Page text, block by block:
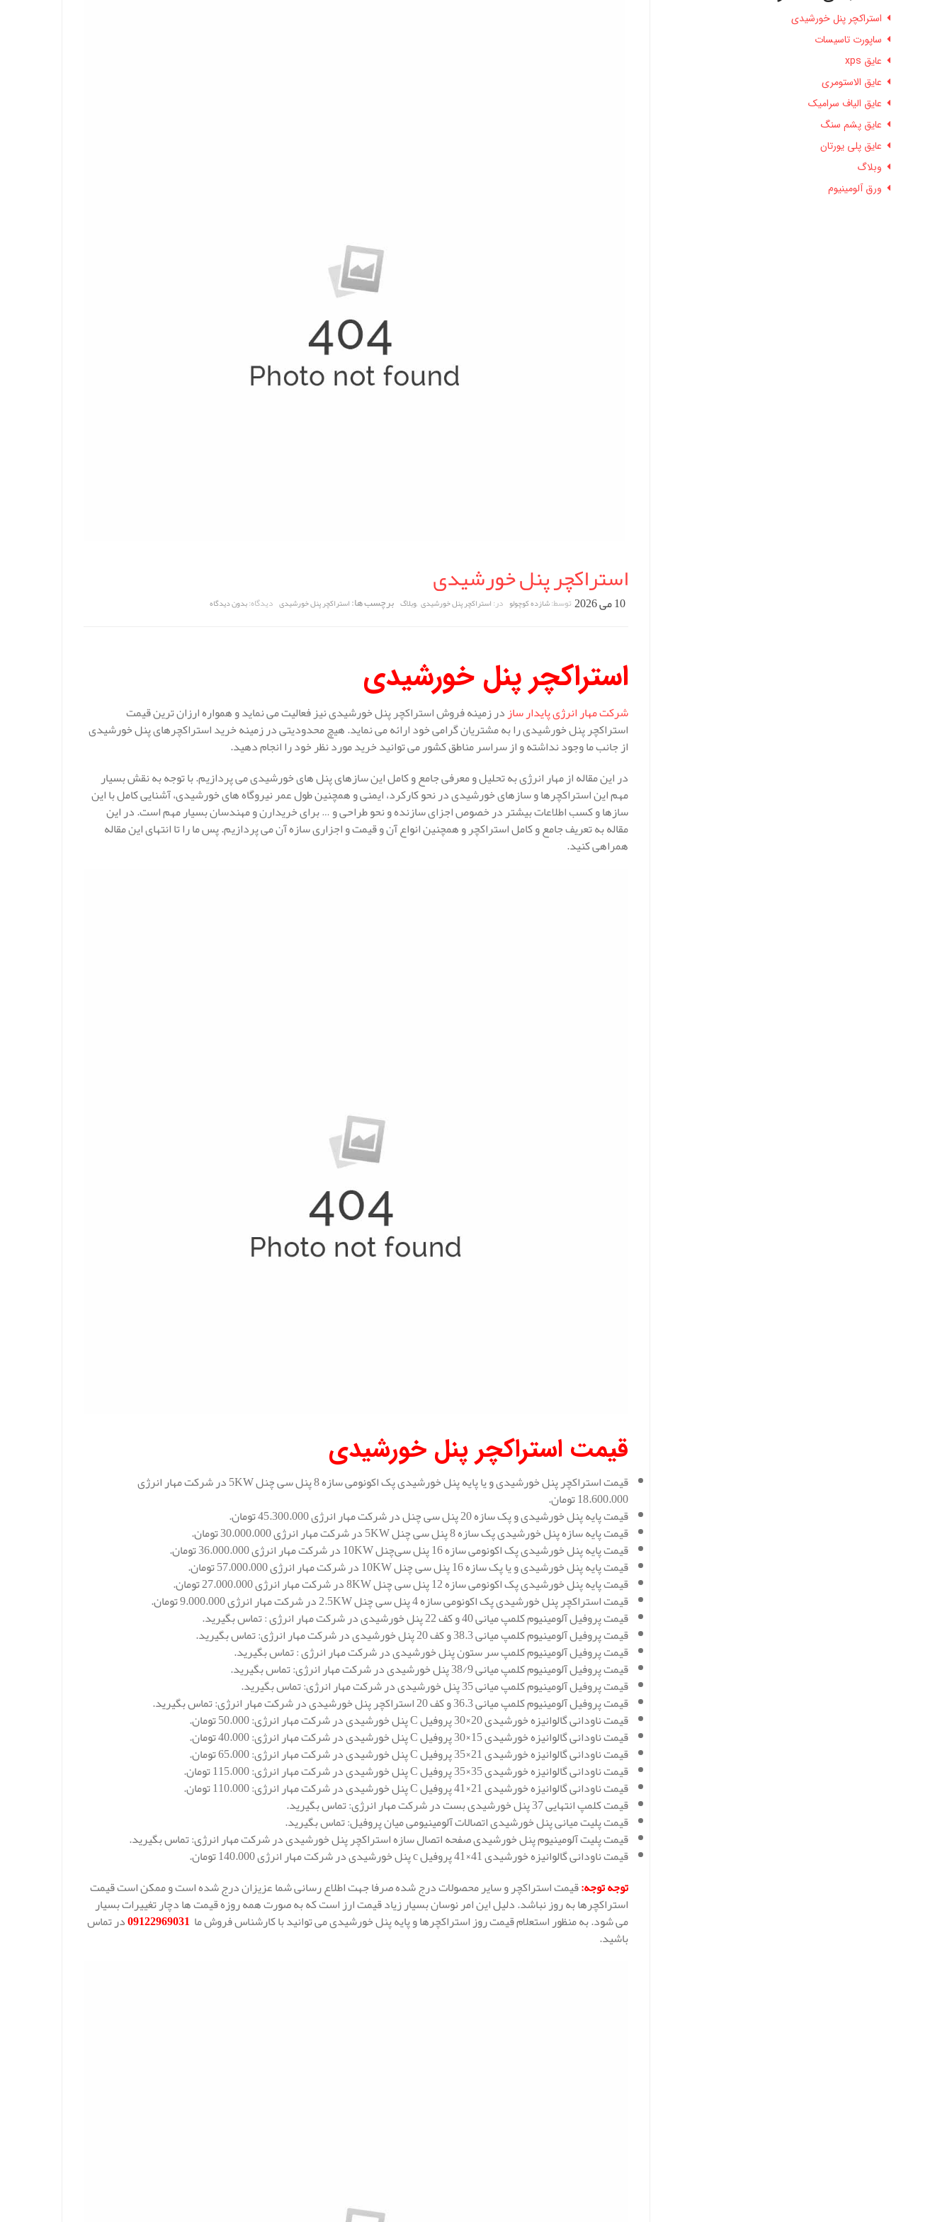
استراکچر پنل خورشیدی
10 می 2026 توسط:شازده کوچولو در:استراکچر پنل خورشیدی ,وبلاگ برچسب ها:استراکچر پنل خورشیدی دیدگاه:بدون دیدگاه
استراکچر پنل خورشیدی
شرکت مهار انرژی پایدار سازدر زمینه فروش استراکچر پنل خورشیدی نیز فعالیت می نماید و همواره ارزان ترین قیمت
استراکچر پنل خورشیدی را به مشتریان گرامی خود ارائه می نماید. هیچ محدودیتی در زمینه خرید استراکچرهای پنل خورشیدی
از جانب ما وجود نداشته و از سراسر مناطق کشور می توانید خرید مورد نظر خود را انجام دهید.
در این مقاله از مهار انرژی به تحلیل و معرفی جامع و کامل این سازهای پنل های خورشیدی می پردازیم. با توجه به نقش بسیار
مهم این استراکچرها و سازهای خورشیدی در نحو کارکرد، ایمنی و همچنین طول عمر نیروگاه های خورشیدی، آشنایی کامل با این
سازها و کسب اطلاعات بیشتر در خصوص اجزای سازنده و نحو طراحی و … برای خریدارن و مهندسان بسیار مهم است. در این
مقاله به تعریف جامع و کامل استراکچر و همچنین انواع آن و قیمت و اجزاری سازه آن می پردازیم. پس ما را تا انتهای این مقاله
همراهی کنید.
قیمت استراکچر پنل خورشیدی
قیمت استراکچر پنل خورشیدی و یا پایه پنل خورشیدی پک اکونومی سازه 8 پنل سی چنل 5KW در شرکت مهار انرژی
18.600.000 تومان.
قیمت پایه پنل خورشیدی و پک سازه 20 پنل سی چنل در شرکت مهار انرژی 45.300.000 تومان.
قیمت پایه سازه پنل خورشیدی پک سازه 8 پنل سی چنل 5KW در شرکت مهار انرژی 30.000.000 تومان.
قیمت پایه پنل خورشیدی پک اکونومی سازه 16 پنل سی‌چنل 10KW در شرکت مهار انرژی 36.000.000 تومان.
قیمت پایه پنل خورشیدی و یا پک سازه 16 پنل سی چنل 10KW در شرکت مهار انرژی 57.000.000 تومان.
قیمت پایه پنل خورشیدی پک اکونومی سازه 12 پنل سی چنل 8KW در شرکت مهار انرژی 27.000.000 تومان.
قیمت استراکچر پنل خورشیدی پک اکونومی سازه 4 پنل سی چنل 2.5KW در شرکت مهار انرژی 9.000.000 تومان.
قیمت پروفیل آلومینیوم کلمپ میانی 40 و کف 22 پنل خورشیدی در شرکت مهار انرژی : تماس بگیرید.
قیمت پروفیل آلومینیوم کلمپ میانی 38.3 و کف 20 پنل خورشیدی در شرکت مهار انرژی: تماس بگیرید.
قیمت پروفیل آلومینیوم کلمپ سر ستون پنل خورشیدی در شرکت مهار انرژی : تماس بگیرید.
قیمت پروفیل آلومینیوم کلمپ میانی 38/9 پنل خورشیدی در شرکت مهار انرژی: تماس بگیرید.
قیمت پروفیل آلومینیوم کلمپ میانی 35 پنل خورشیدی در شرکت مهار انرژی: تماس بگیرید.
قیمت پروفیل آلومینیوم کلمپ میانی 36.3 و کف 20 استراکچر پنل خورشیدی در شرکت مهار انرژی: تماس بگیرید.
قیمت ناودانی گالوانیزه خورشیدی 20×30 پروفیل C پنل خورشیدی در شرکت مهار انرژی: 50.000 تومان.
قیمت ناودانی گالوانیزه خورشیدی 15×30 پروفیل C پنل خورشیدی در شرکت مهار انرژی: 40.000 تومان.
قیمت ناودانی گالوانیزه خورشیدی 21×35 پروفیل C پنل خورشیدی در شرکت مهار انرژی: 65.000 تومان.
قیمت ناودانی گالوانیزه خورشیدی 35×35 پروفیل C پنل خورشیدی در شرکت مهار انرژی: 115.000 تومان.
قیمت ناودانی گالوانیزه خورشیدی 21×41 پروفیل C پنل خورشیدی در شرکت مهار انرژی: 110.000 تومان.
قیمت کلمپ انتهایی 37 پنل خورشیدی بست در شرکت مهار انرژی: تماس بگیرید.
قیمت پلیت میانی پنل خورشیدی اتصالات آلومینیومی میان پروفیل: تماس بگیرید.
قیمت پلیت آلومینیوم پنل خورشیدی صفحه اتصال سازه استراکچر پنل خورشیدی در شرکت مهار انرژی: تماس بگیرید.
قیمت ناودانی گالوانیزه خورشیدی 41×41 پروفیل c پنل خورشیدی در شرکت مهار انرژی 140.000 تومان.
توجه توجه:قیمت استراکچر و سایر محصولات درج شده صرفا جهت اطلاع رسانی شما عزیزان درج شده است و ممکن است قیمت
استراکچرها به روز نباشد. دلیل این امر نوسان بسیار زیاد قیمت ارز است که به صورت همه روزه قیمت ها دچار تغییرات بسیار
می شود. به منظور استعلام قیمت روز استراکچرها و پایه پنل خورشیدی می توانید با کارشناس فروش ما09122969031در تماس
باشید.
استراکچر پنل خورشیدی
ساپورت تاسیسات
عایق xps
عایق الاستومری
عایق الیاف سرامیک
عایق پشم سنگ
عایق پلی یورتان
وبلاگ
ورق آلومینیوم